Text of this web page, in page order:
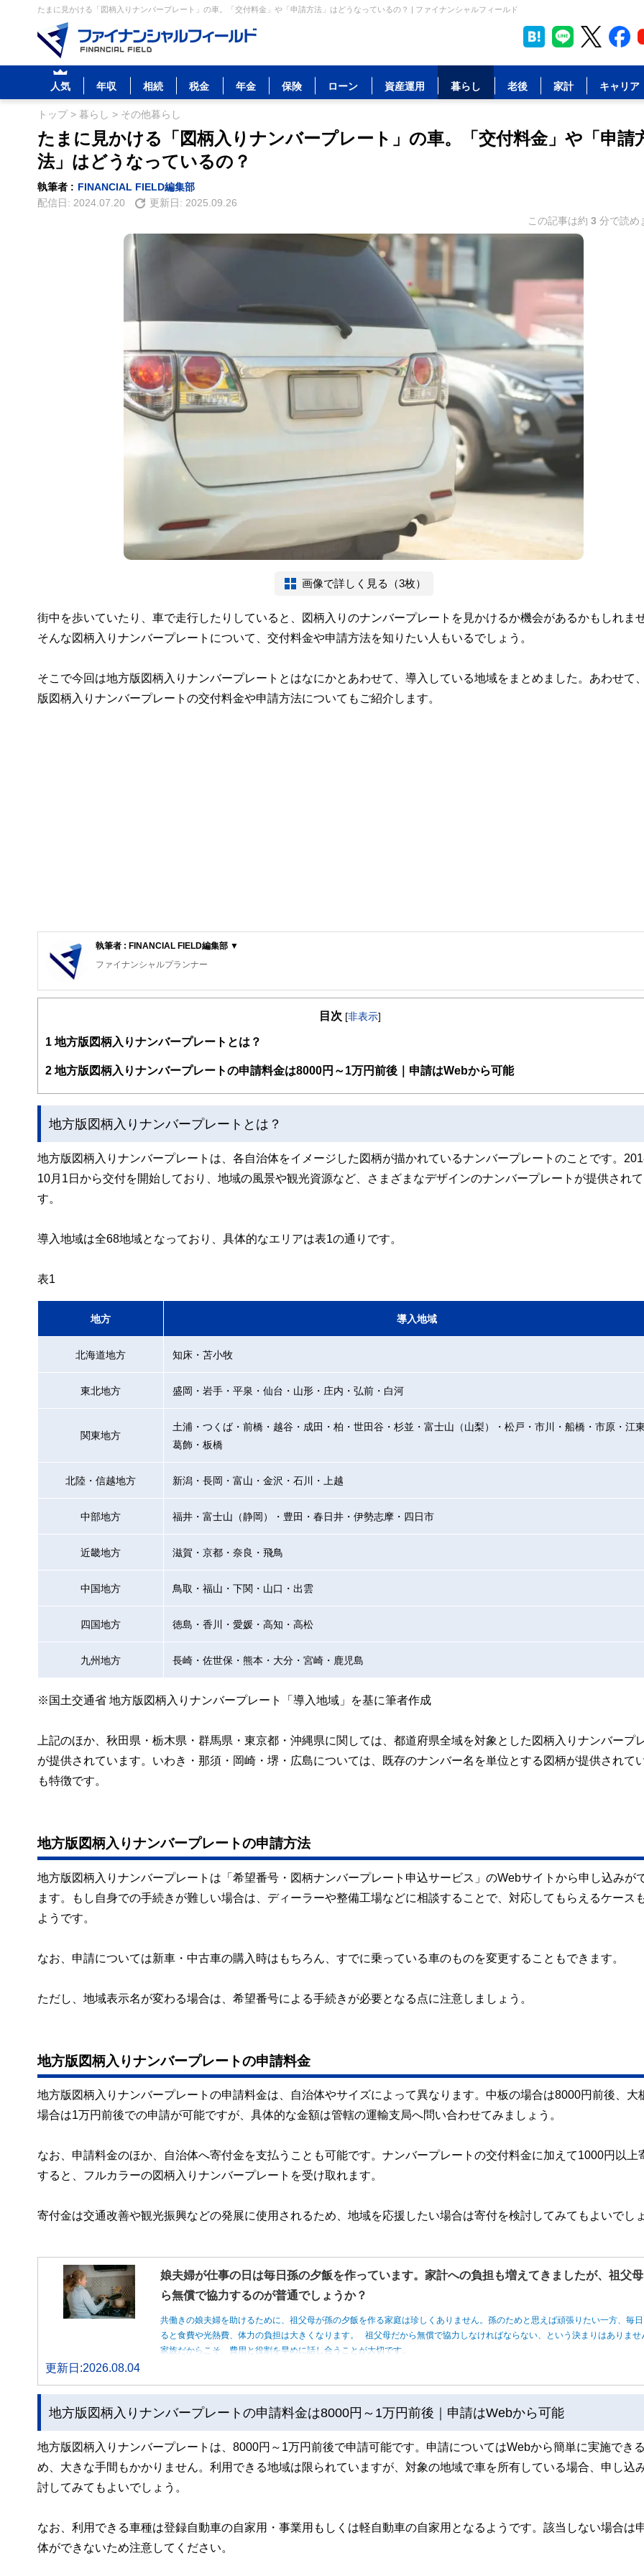
たまに見かける「図柄入りナンバープレート」の車。「交付料金」や「申請方法」はどうなっているの？ | ファイナンシャルフィールド
人気 年収 相続 税金 年金 保険 ローン 資産運用 暮らし 老後 家計 キャリア
トップ> 暮らし > その他暮らし
たまに見かける「図柄入りナンバープレート」の車。「交付料金」や「申請
法」はどうなっているの？
執筆者 : FINANCIAL FIELD編集部
配信日: 2024.07.20 更新日: 2025.09.26
この記事は約 3 分で読め
画像で詳しく見る（3枚）
街中を歩いていたり、車で走行したりしていると、図柄入りのナンバープレートを見かけるか機会があるかもしれませ
そんな図柄入りナンバープレートについて、交付料金や申請方法を知りたい人もいるでしょう。
そこで今回は地方版図柄入りナンバープレートとはなにかとあわせて、導入している地域をまとめました。あわせて
版図柄入りナンバープレートの交付料金や申請方法についてもご紹介します。
執筆者 : FINANCIAL FIELD編集部 ▼
ファイナンシャルプランナー
FinancialField編集部は、金融、経済に関する記事を、日々の暮らしにどのような影響を与えるかという視点で、お金の知識がない方でも理解
案から記事掲載まですべての工程に関わることで、読者目線のコンテンツを追求しています。
FinancialFieldの特徴は、ファイナンシャルプランナー、弁護士、税理士、宅地建物取引士、相続診断士、住宅ローンアドバイザー、DCプラン
ー、公認会計士、社会保険労務士、行政書士、投資アナリスト、キャリアコンサルタントなど150名以上の有資格者を執筆者・監修者として迎
と、読み応えのあるコンテンツと確かな情報発信を実現しています。
私たちは、快適でより良い生活のアイデアを提供するお金のコンシェルジュを目指します。
目次 [非表示]
1 地方版図柄入りナンバープレートとは？
2 地方版図柄入りナンバープレートの申請料金は8000円～1万円前後｜申請はWebから可能
地方版図柄入りナンバープレートとは？
地方版図柄入りナンバープレートは、各自治体をイメージした図柄が描かれているナンバープレートのことです。
10月1日から交付を開始しており、地域の風景や観光資源など、さまざまなデザインのナンバープレートが提供されて
す。
導入地域は全68地域となっており、具体的なエリアは表1の通りです。
表1
地方 導入地域
北海道地方 知床・苫小牧
東北地方 盛岡・岩手・平泉・仙台・山形・庄内・弘前・白河
関東地方
土浦・つくば・前橋・越谷・成田・柏・世田谷・杉並・富士山（山梨）・松戸・市川・船橋・市原・江東
葛飾・板橋
北陸・信越地方 新潟・長岡・富山・金沢・石川・上越
中部地方 福井・富士山（静岡）・豊田・春日井・伊勢志摩・四日市
近畿地方 滋賀・京都・奈良・飛鳥
中国地方 鳥取・福山・下関・山口・出雲
四国地方 徳島・香川・愛媛・高知・高松
九州地方 長崎・佐世保・熊本・大分・宮崎・鹿児島
※国土交通省 地方版図柄入りナンバープレート「導入地域」を基に筆者作成
上記のほか、秋田県・栃木県・群馬県・東京都・沖縄県に関しては、都道府県全域を対象とした図柄入りナンバープ
が提供されています。いわき・那須・岡崎・堺・広島については、既存のナンバー名を単位とする図柄が提供されて
も特徴です。
地方版図柄入りナンバープレートの申請方法
地方版図柄入りナンバープレートは「希望番号・図柄ナンバープレート申込サービス」のWebサイトから申し込みが
ます。もし自身での手続きが難しい場合は、ディーラーや整備工場などに相談することで、対応してもらえるケース
ようです。
なお、申請については新車・中古車の購入時はもちろん、すでに乗っている車のものを変更することもできます。
ただし、地域表示名が変わる場合は、希望番号による手続きが必要となる点に注意しましょう。
地方版図柄入りナンバープレートの申請料金
地方版図柄入りナンバープレートの申請料金は、自治体やサイズによって異なります。中板の場合は8000円前後、大
場合は1万円前後での申請が可能ですが、具体的な金額は管轄の運輸支局へ問い合わせてみましょう。
なお、申請料金のほか、自治体へ寄付金を支払うことも可能です。ナンバープレートの交付料金に加えて1000円以上
すると、フルカラーの図柄入りナンバープレートを受け取れます。
寄付金は交通改善や観光振興などの発展に使用されるため、地域を応援したい場合は寄付を検討してみてもよいでしょ
娘夫婦が仕事の日は毎日孫の夕飯を作っています。家計への負担も増えてきましたが、祖父
ら無償で協力するのが普通でしょうか？
共働きの娘夫婦を助けるために、祖父母が孫の夕飯を作る家庭は珍しくありません。孫のためと思えば頑張りたい一方、毎日
ると食費や光熱費、体力の負担は大きくなります。 祖父母だから無償で協力しなければならない、という決まりはありませ
家族だからこそ、費用と役割を早めに話し合うことが大切です。
更新日:2026.08.04
地方版図柄入りナンバープレートの申請料金は8000円～1万円前後｜申請はWebから可能
地方版図柄入りナンバープレートは、8000円～1万円前後で申請可能です。申請についてはWebから簡単に実施でき
め、大きな手間もかかりません。利用できる地域は限られていますが、対象の地域で車を所有している場合、申し込
討してみてもよいでしょう。
なお、利用できる車種は登録自動車の自家用・事業用もしくは軽自動車の自家用となるようです。該当しない場合は
体ができないため注意してください。